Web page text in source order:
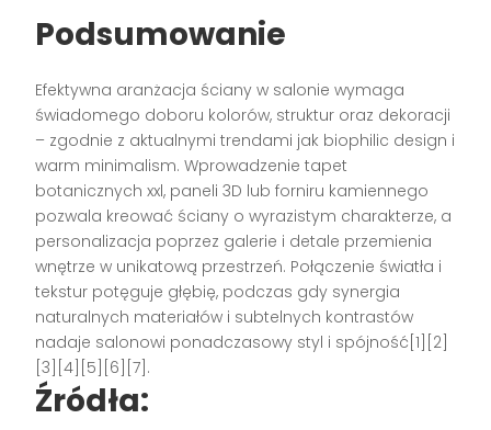
Podsumowanie
Efektywna aranżacja ściany w salonie wymaga
świadomego doboru kolorów, struktur oraz dekoracji
– zgodnie z aktualnymi trendami jak biophilic design i
warm minimalism. Wprowadzenie tapet
botanicznych xxl, paneli 3D lub forniru kamiennego
pozwala kreować ściany o wyrazistym charakterze, a
personalizacja poprzez galerie i detale przemienia
wnętrze w unikatową przestrzeń. Połączenie światła i
tekstur potęguje głębię, podczas gdy synergia
naturalnych materiałów i subtelnych kontrastów
nadaje salonowi ponadczasowy styl i spójność[1][2]
[3][4][5][6][7].
Źródła: